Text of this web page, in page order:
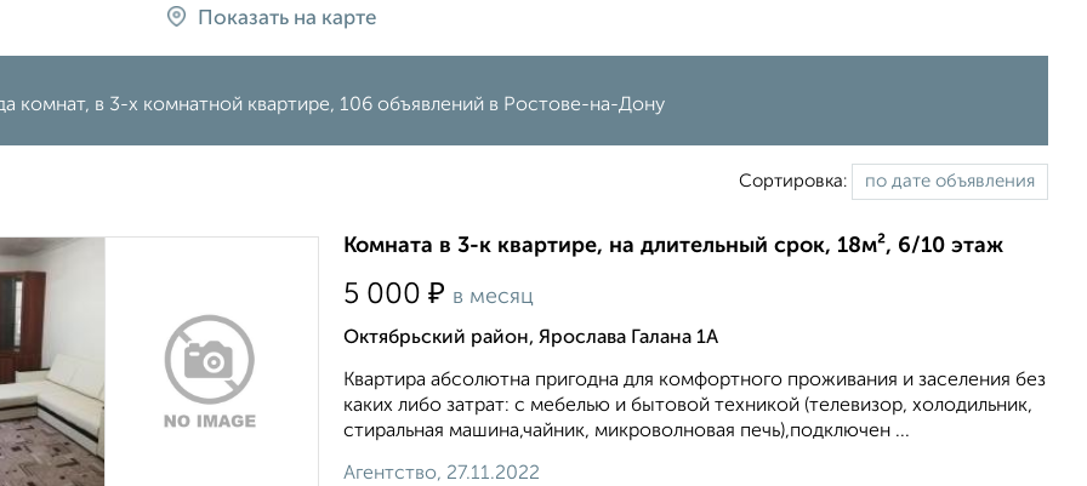
Показать на карте
комнат, в 3-х комнатной квартире, 106 объявлений в Ростове-на-Дону
Сортировка:
Комната в 3-к квартире, на длительный срок, 18м², 6/10 этаж
5 000 ₽ в месяц
Октябрьский район, Ярослава Галана 1А
Квартира абсолютна пригодна для комфортного проживания и заселения без
каких либо затрат: с мебелью и бытовой техникой (телевизор, холодильник,
стиральная машина,чайник, микроволновая печь),подключен ...
Агентство, 27.11.2022